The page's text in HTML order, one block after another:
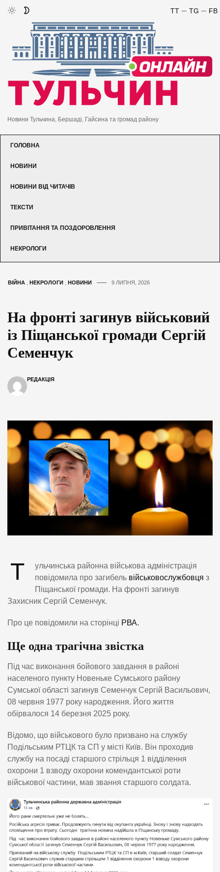
FB
TG
TT
Новини Тульчина, Бершаді, Гайсина та громад району
ГОЛОВНА
НОВИНИ
НОВИНИ ВІД ЧИТАЧІВ
ТЕКСТИ
ПРИВІТАННЯ ТА ПОЗДОРОВЛЕННЯ
НЕКРОЛОГИ
ВІЙНА НЕКРОЛОГИ НОВИНИ 9 ЛИПНЯ, 2026
На фронті загинув військовий
із Піщанської громади Сергій
Семенчук
РЕДАКЦІЯ
Т
ульчинська районна військова адміністрація
повідомила про загибель військовослужбовця з
Піщанської громади. На фронті загинув
Захисник Сергій Семенчук.
Про це повідомили на сторінці РВА.
Ще одна трагічна звістка
Під час виконання бойового завдання в районі
населеного пункту Новеньке Сумського району
Сумської області загинув Семенчук Сергій Васильович,
08 червня 1977 року народження. Його життя
обірвалося 14 березня 2025 року.
Відомо, що військового було призвано на службу
Подільським РТЦК та СП у місті Київ. Він проходив
службу на посаді старшого стрільця 1 відділення
охорони 1 взводу охорони комендантської роти
військової частини, мав звання старшого солдата.